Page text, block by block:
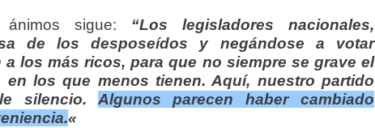
sigue: “Los legisladores nacionales,
de los desposeídos y negándose a votar
los más ricos, para que no siempre se grave el
en los que menos tienen. Aquí, nuestro partido
silencio. Algunos parecen haber cambiado
«